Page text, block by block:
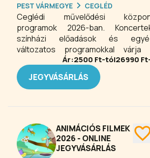
PEST VÁRMEGYE
CEGLÉD
Ceglédi művelődési
programok 2026-ban.
színházi előadások és
változatos programokkal várja
látogatókat az intézmény.
Ár:2500 Ft-tól26990
JEGYVÁSÁRLÁS
ANIMÁCIÓS FILMEK
2026 - ONLINE
JEGYVÁSÁRLÁS